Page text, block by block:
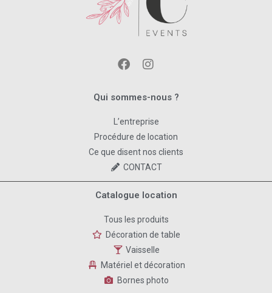
Qui sommes-nous ?
L’entreprise
Procédure de location
Ce que disent nos clients
CONTACT
Catalogue location
Tous les produits
Décoration de table
Vaisselle
Matériel et décoration
Bornes photo